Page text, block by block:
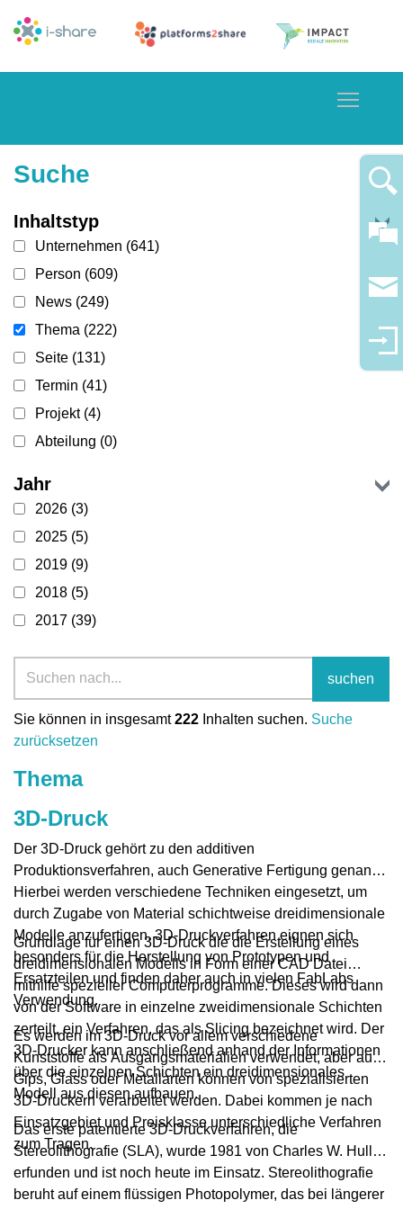
Suche
Inhaltstyp
Unternehmen (641)
Person (609)
News (249)
Thema (222)
Seite (131)
Termin (41)
Projekt (4)
Abteilung (0)
Jahr
2026 (3)
2025 (5)
2019 (9)
2018 (5)
2017 (39)
2015 (98) suchen
Sie können in insgesamt222 Inhalten suchen. Suche
zurücksetzen
Thema
3D-Druck
Der 3D-Druck gehört zu den additiven
Produktionsverfahren, auch Generative Fertigung genannt.
Hierbei werden verschiedene Techniken eingesetzt, um
durch Zugabe von Material schichtweise dreidimensionale
Modelle anzufertigen. 3D-Druckverfahren eignen sich
besonders für die Herstellung von Prototypen und
Ersatzteilen und finden daher auch in vielen FabLabs
Verwendung.
Grundlage für einen 3D-Druck die die Erstellung eines
dreidimensionalen Modells in Form einer CAD Datei
mithilfe spezieller Computerprogramme. Dieses wird dann
von der Software in einzelne zweidimensionale Schichten
zerteilt, ein Verfahren, das als Slicing bezeichnet wird. Der
3D-Drucker kann anschließend anhand der Informationen
über die einzelnen Schichten ein dreidimensionales
Modell aus diesen aufbauen.
Es werden im 3D-Druck vor allem verschiedene
Kunststoffe als Ausgangsmaterialien verwendet, aber auch
Gips, Glass oder Metallarten können von spezialisierten
3D-Druckern verarbeitet werden. Dabei kommen je nach
Einsatzgebiet und Preisklasse unterschiedliche Verfahren
zum Tragen.
Das erste patentierte 3D-Druckverfahren, die
Stereolithografie (SLA), wurde 1981 von Charles W. Hull
erfunden und ist noch heute im Einsatz. Stereolithografie
beruht auf einem flüssigen Photopolymer, das bei längerer